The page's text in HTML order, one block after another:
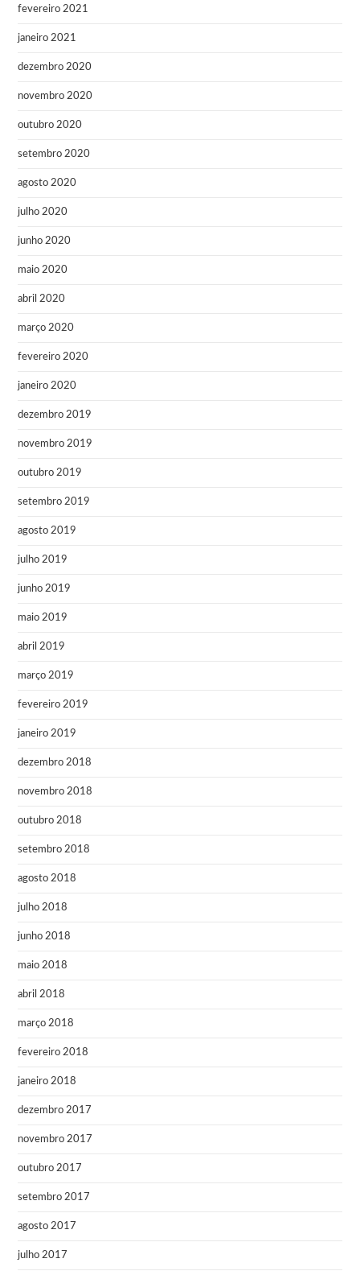
fevereiro 2021
janeiro 2021
dezembro 2020
novembro 2020
outubro 2020
setembro 2020
agosto 2020
julho 2020
junho 2020
maio 2020
abril 2020
março 2020
fevereiro 2020
janeiro 2020
dezembro 2019
novembro 2019
outubro 2019
setembro 2019
agosto 2019
julho 2019
junho 2019
maio 2019
abril 2019
março 2019
fevereiro 2019
janeiro 2019
dezembro 2018
novembro 2018
outubro 2018
setembro 2018
agosto 2018
julho 2018
junho 2018
maio 2018
abril 2018
março 2018
fevereiro 2018
janeiro 2018
dezembro 2017
novembro 2017
outubro 2017
setembro 2017
agosto 2017
julho 2017